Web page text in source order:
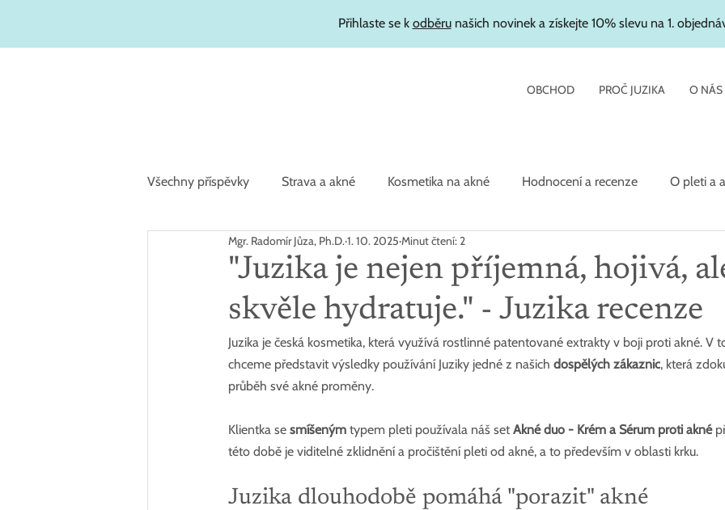
Přihlaste se k odběrunašich novinek a získejte 10% slevu na 1.
OBCHOD PROČ JUZIKA O NÁS
Všechny příspěvky Strava a akné Kosmetika na akné Hodnocení a recenze O pleti a
Zajímavosti Hydratační kosmetika
"Juzika je nejen příjemná, hojivá,
skvěle hydratuje." - Juzika recenze
Mgr. Radomír Jůza, Ph.D. 1. 10. 2025 Minut čtení: 2
Juzika je česká kosmetika, která využívá rostlinné patentované extrakty v boji proti akné. V
chceme představit výsledky používání Juziky jedné z našich dospělých zákaznic, která
průběh své akné proměny.
Klientka se smíšeným typem pleti používala náš set Akné duo - Krém a Sérum proti akné
této době je viditelné zklidnění a pročištění pleti od akné, a to především v oblasti krku.
Juzika dlouhodobě pomáhá "porazit" akné